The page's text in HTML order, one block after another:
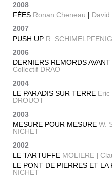
2008
FÉES Ronan Cheneau | David
2007
PUSH UP R. SCHIMELPFENIG
2006
DERNIERS REMORDS
Collectif DRAO
2004
LE PARADIS SUR TERRE Eric
DROUOT
2003
MESURE POUR MESURE W.
NICHET
2002
LE TARTUFFE MOLIERE |
LE PONT DE PIERRES ET LA
NICHET